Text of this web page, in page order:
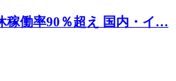
稼働率90％超え 国内・イ…